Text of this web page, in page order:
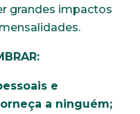
grandes impactos
e
a ninguém;